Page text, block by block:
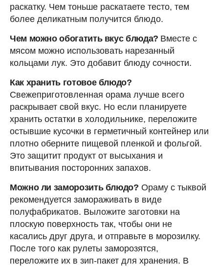
раскатку. Чем тоньше раскатаете тесто, тем
более деликатным получится блюдо.
Чем можно обогатить вкус блюда? Вместе с
мясом можно использовать нарезанный
кольцами лук. Это добавит блюду сочности.
Как хранить готовое блюдо?
Свежеприготовленная орама лучше всего
раскрывает свой вкус. Но если планируете
хранить остатки в холодильнике, переложите
остывшие кусочки в герметичный контейнер или
плотно оберните пищевой пленкой и фольгой.
Это защитит продукт от высыхания и
впитывания посторонних запахов.
Можно ли заморозить блюдо? Ораму с тыквой
рекомендуется замораживать в виде
полуфабрикатов. Выложите заготовки на
плоскую поверхность так, чтобы они не
касались друг друга, и отправьте в морозилку.
После того как рулеты заморозятся,
переложите их в зип-пакет для хранения. В